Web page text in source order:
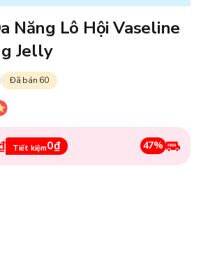
Năng Lô Hội Vaseline
Jelly
Đã bán 60
Tiết kiệm0₫ 47%